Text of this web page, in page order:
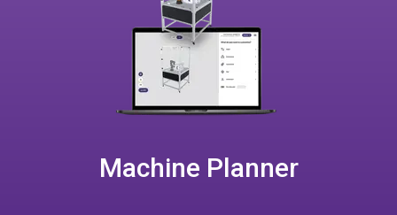
Machine Planner